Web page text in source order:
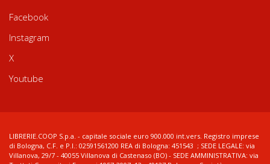
Facebook
Instagram
X
Youtube
LIBRERIE.COOP S.p.a. - capitale sociale euro 900.000 int.vers. Registro imprese
di Bologna, C.F. e P.I.: 02591561200 REA di Bologna: 451543 ; SEDE LEGALE: via
Villanova, 29/7 - 40055 Villanova di Castenaso (BO) - SEDE AMMINISTRATIVA: via